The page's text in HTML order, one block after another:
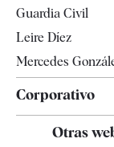
Guardia Civil
Leire Díez
Mercedes
Corporativo
Otras